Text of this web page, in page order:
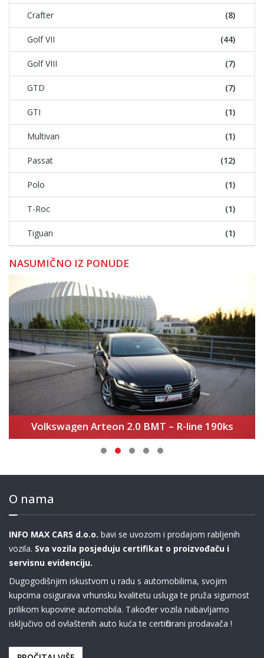
Crafter (8)
Golf VII (44)
Golf VIII (7)
GTD (7)
GTI (1)
Multivan (1)
Passat (12)
Polo (1)
T-Roc (1)
Tiguan (1)
NASUMIČNO IZ PONUDE
BMW 545e xDrive M Sport Edition
O nama
INFO MAX CARS d.o.o. bavi se uvozom i prodajom rabljenih
vozila. Sva vozila posjeduju certifikat o proizvođaču i
servisnu evidenciju.
Dugogodišnjim iskustvom u radu s automobilima, svojim
kupcima osigurava vrhunsku kvalitetu usluga te pruža sigurnost
prilikom kupovine automobila. Također vozila nabavljamo
isključivo od ovlaštenih auto kuća te certificirani prodavača !